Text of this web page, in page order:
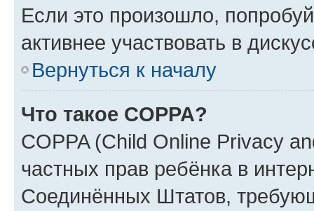
Если это произошло,
активнее участвовать в
Вернуться к началу
Что такое COPPA?
COPPA (Child Online Privacy
частных прав ребёнка в
Соединённых Штатов,